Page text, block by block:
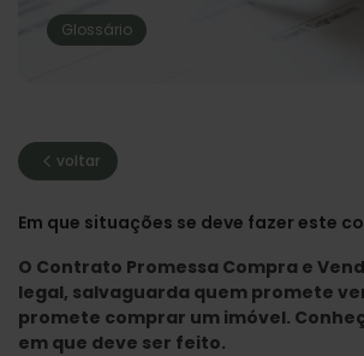
Glossário
voltar
Em que situações se deve fazer este
O Contrato Promessa Compra e
legal, salvaguarda quem promete
promete comprar um imóvel.
em que deve ser feito.